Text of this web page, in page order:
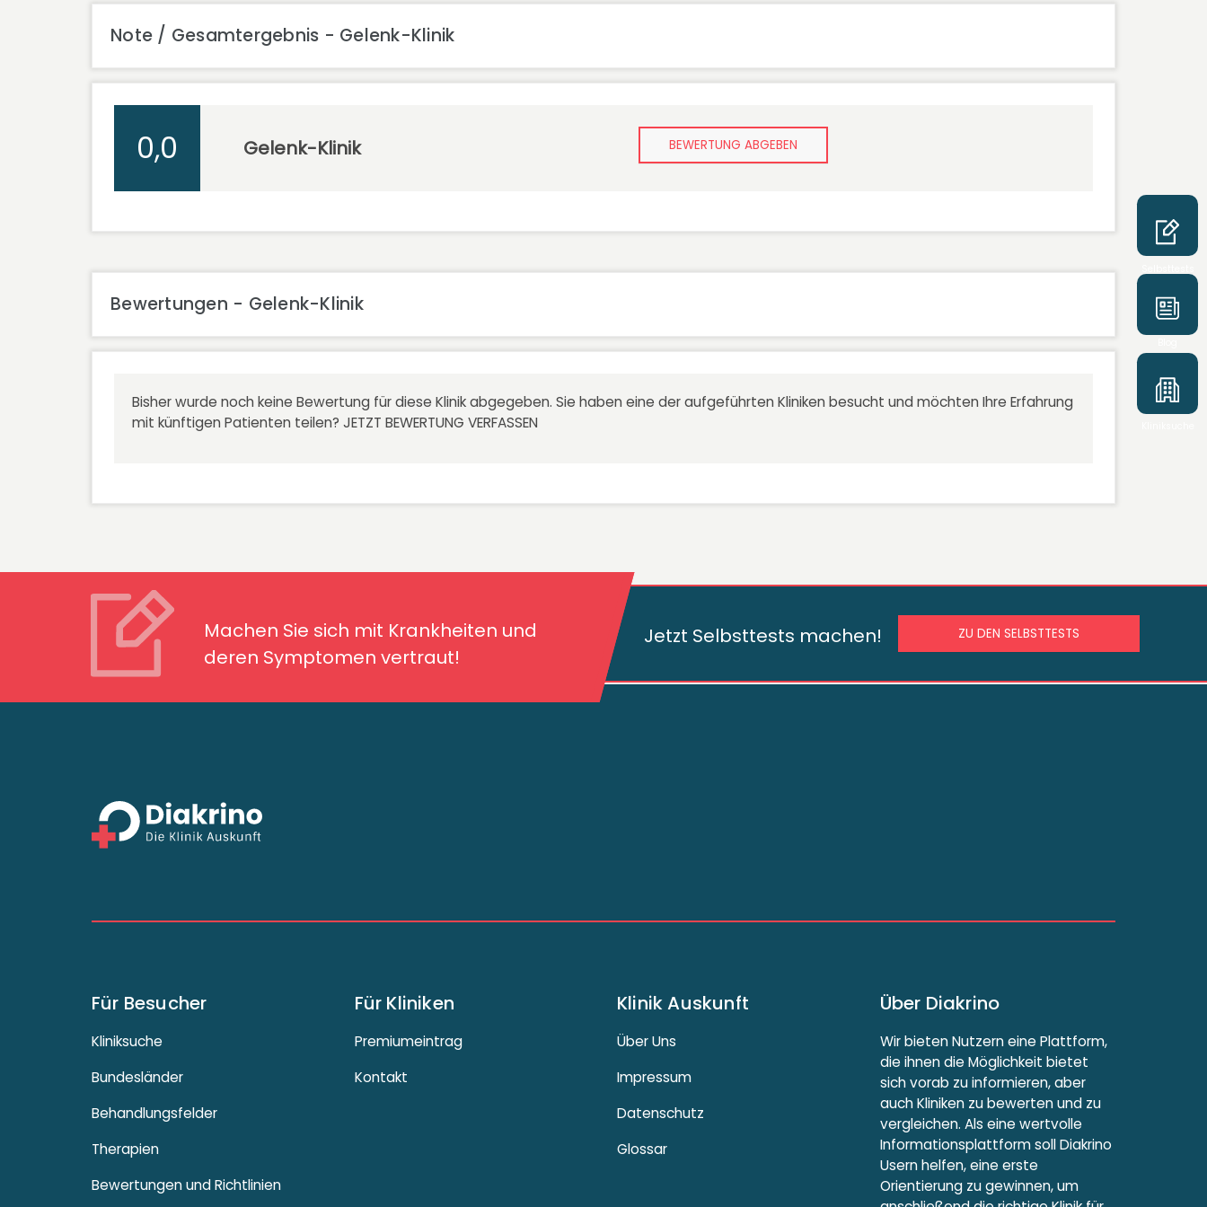
Note / Gesamtergebnis - Gelenk-Klinik
0,0 Gelenk-Klinik BEWERTUNG ABGEBEN
Bewertungen - Gelenk-Klinik
Bisher wurde noch keine Bewertung für diese Klinik abgegeben. Sie haben eine der aufgeführten Kliniken besucht und möchten Ihre Erfahrung
mit künftigen Patienten teilen? JETZT BEWERTUNG VERFASSEN
Machen Sie sich mit Krankheiten und
deren Symptomen vertraut!
Machen Sie sich mit Krankheiten und deren
Symptomen vertraut!
Jetzt Selbsttests machen! ZU DEN SELBSTTESTS
Für Besucher
Kliniksuche
Bundesländer
Behandlungsfelder
Therapien
Bewertungen und Richtlinien
Für Kliniken
Premiumeintrag
Kontakt
Klinik Auskunft
Über Uns
Impressum
Datenschutz
Glossar
Über Diakrino
Wir bieten Nutzern eine Plattform,
die ihnen die Möglichkeit bietet
sich vorab zu informieren, aber
auch Kliniken zu bewerten und zu
vergleichen. Als eine wertvolle
Informationsplattform soll Diakrino
Usern helfen, eine erste
Orientierung zu gewinnen, um